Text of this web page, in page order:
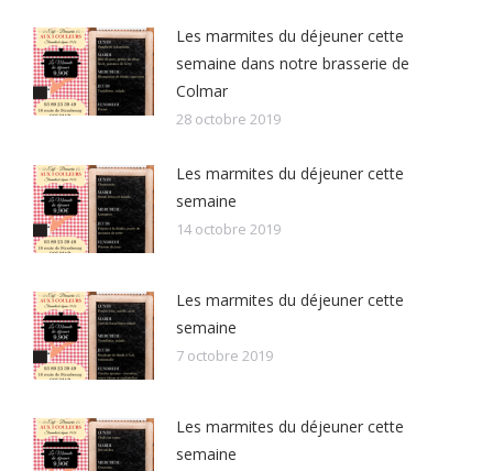
Les marmites du déjeuner cette
semaine dans notre brasserie de
Colmar
28 octobre 2019
Les marmites du déjeuner cette
semaine
14 octobre 2019
Les marmites du déjeuner cette
semaine
7 octobre 2019
Les marmites du déjeuner cette
semaine